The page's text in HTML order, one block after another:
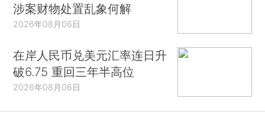
涉案财物处置乱象何解
2026年08月06日
在岸人民币兑美元汇率连日升
破6.75 重回三年半高位
2026年08月06日